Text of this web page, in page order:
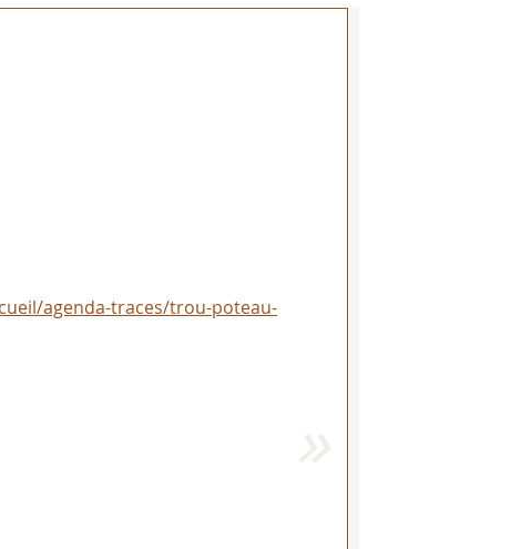
agenda-traces/trou-poteau-